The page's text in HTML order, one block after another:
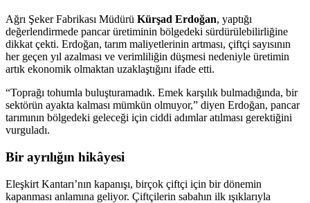
Ağrı Şeker Fabrikası Müdürü Kürşad Erdoğan, yaptığı
değerlendirmede pancar üretiminin bölgedeki sürdürülebilirliğine
dikkat çekti. Erdoğan, tarım maliyetlerinin artması, çiftçi sayısının
her geçen yıl azalması ve verimliliğin düşmesi nedeniyle üretimin
artık ekonomik olmaktan uzaklaştığını ifade etti.
“Toprağı tohumla buluşturamadık. Emek karşılık bulmadığında, bir
sektörün ayakta kalması mümkün olmuyor,” diyen Erdoğan, pancar
tarımının bölgedeki geleceği için ciddi adımlar atılması gerektiğini
vurguladı.
Bir ayrılığın hikâyesi
Eleşkirt Kantarı’nın kapanışı, birçok çiftçi için bir dönemin
kapanması anlamına geliyor. Çiftçilerin sabahın ilk ışıklarıyla